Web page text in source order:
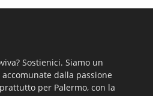
Sostienici. Siamo un
dalla passione
per Palermo, con la